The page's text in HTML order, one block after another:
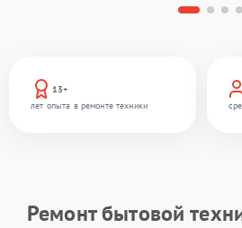
13+
лет опыта в ремонте техники
Ремонт бытовой